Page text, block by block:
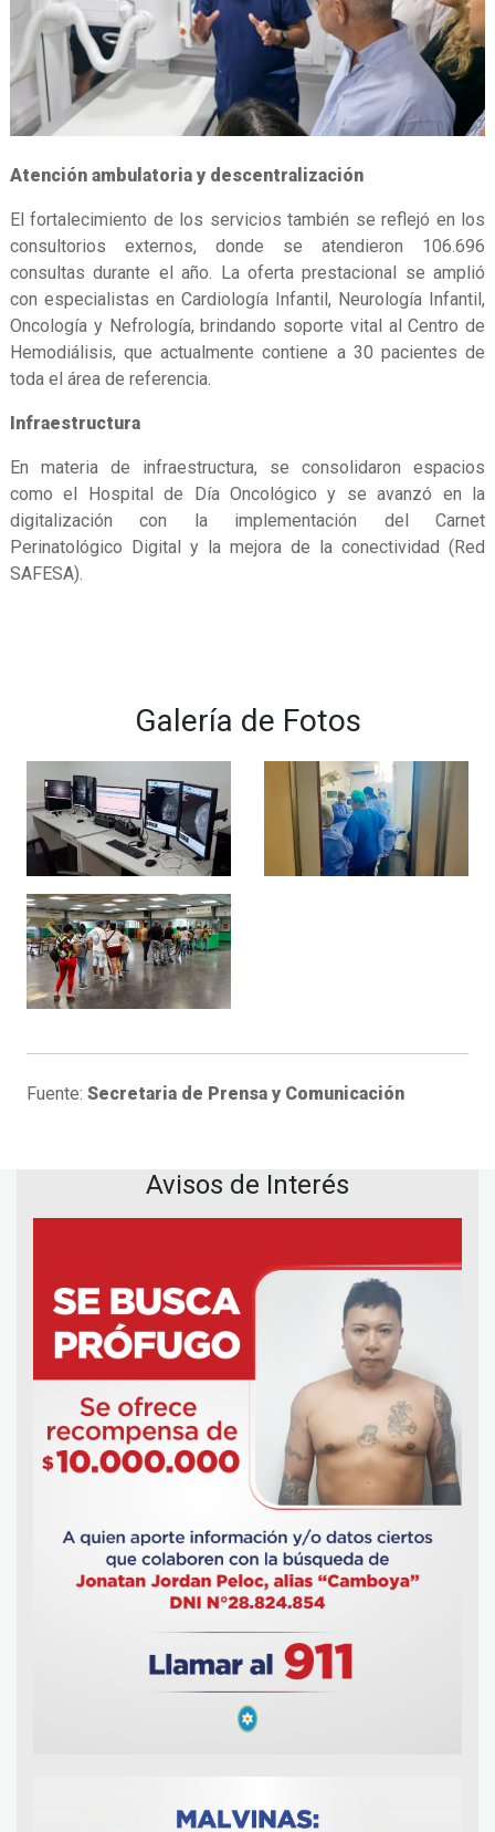
Atención ambulatoria y descentralización
El fortalecimiento de los servicios también se reflejó en los
consultorios externos, donde se atendieron 106.696
consultas durante el año. La oferta prestacional se amplió
con especialistas en Cardiología Infantil, Neurología Infantil,
Oncología y Nefrología, brindando soporte vital al Centro de
Hemodiálisis, que actualmente contiene a 30 pacientes de
toda el área de referencia.
Infraestructura
En materia de infraestructura, se consolidaron espacios
como el Hospital de Día Oncológico y se avanzó en la
digitalización con la implementación del Carnet
Perinatológico Digital y la mejora de la conectividad (Red
SAFESA).
Galería de Fotos
Fuente: Secretaria de Prensa y Comunicación
Avisos de Interés